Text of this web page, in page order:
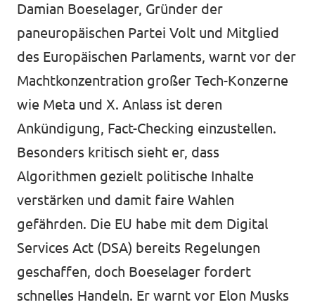
Damian Boeselager, Gründer der
paneuropäischen Partei Volt und Mitglied
des Europäischen Parlaments, warnt vor der
Machtkonzentration großer Tech-Konzerne
wie Meta und X. Anlass ist deren
Ankündigung, Fact-Checking einzustellen.
Besonders kritisch sieht er, dass
Algorithmen gezielt politische Inhalte
verstärken und damit faire Wahlen
gefährden. Die EU habe mit dem Digital
Services Act (DSA) bereits Regelungen
geschaffen, doch Boeselager fordert
schnelles Handeln. Er warnt vor Elon Musks